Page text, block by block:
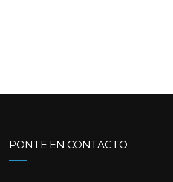
PONTE EN CONTACTO